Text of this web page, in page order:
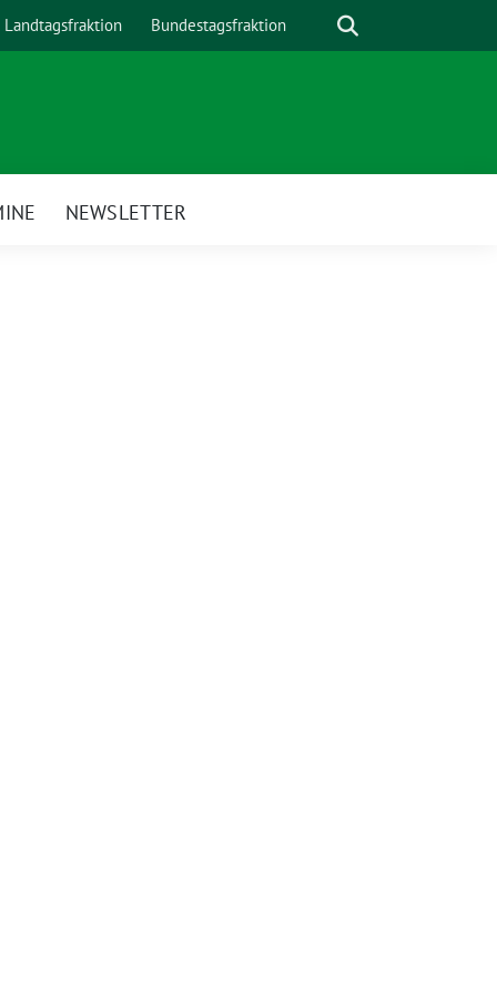
Landtagsfraktion Bundestagsfraktion Suche
NEWSLETTER